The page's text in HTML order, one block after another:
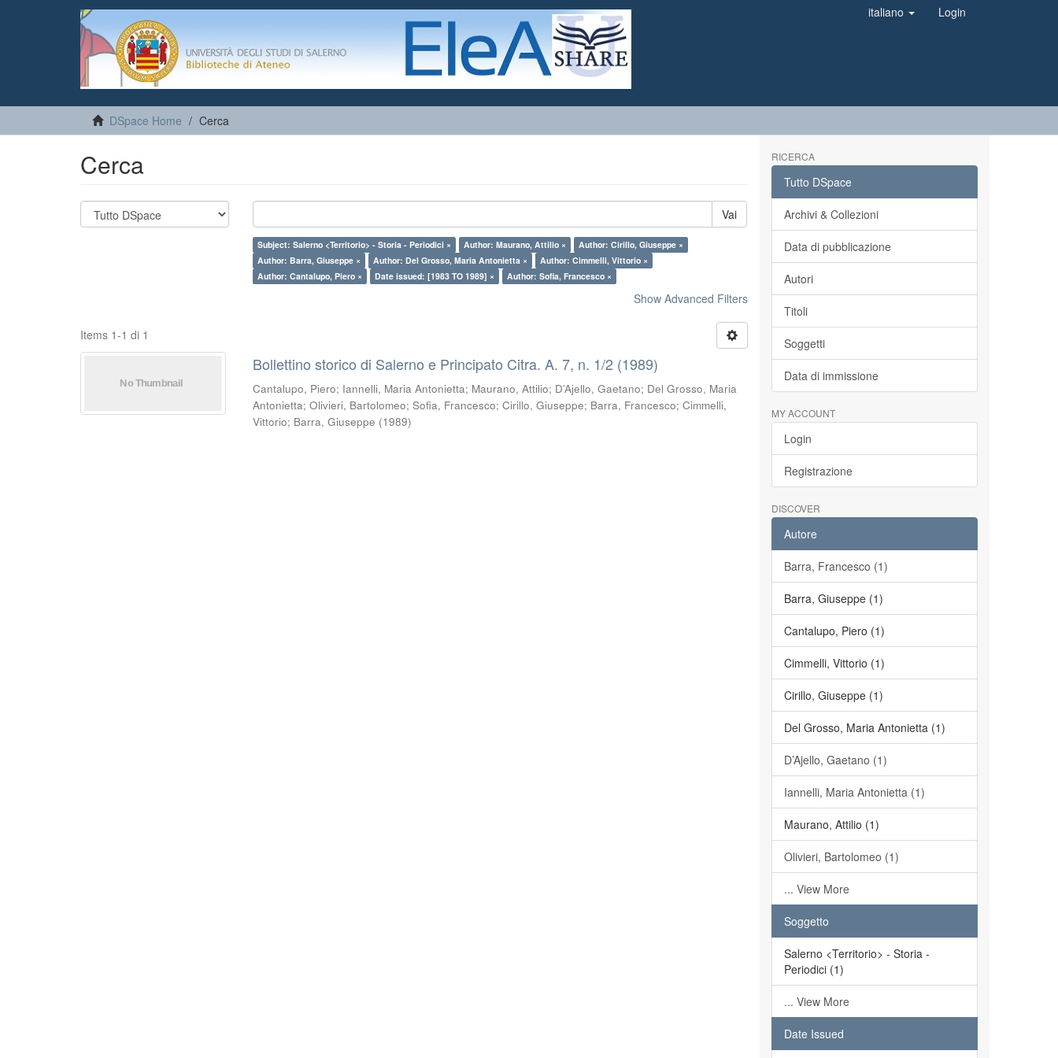
italiano Login
DSpace Home Cerca
Cerca
Vai
Subject: Salerno <Territorio> - Storia - Periodici × Author: Maurano, Attilio ×
Author: Cirillo, Giuseppe ×
Author: Barra, Giuseppe ×
Author: Del Grosso, Maria Antonietta ×
Author: Cimmelli, Vittorio ×
Author: Cantalupo, Piero ×
Date issued: [1983 TO 1989] × Author: Sofia, Francesco ×
Show Advanced Filters
Items 1-1 di 1
Bollettino storico di Salerno e Principato Citra. A. 7, n. 1/2 (1989)
Cantalupo, Piero; Iannelli, Maria Antonietta; Maurano, Attilio; D’Ajello, Gaetano; Del Grosso, Maria
Antonietta;Olivieri, Bartolomeo;Sofia, Francesco;Cirillo, Giuseppe; Barra, Francesco;Cimmelli,
Vittorio; Barra, Giuseppe (1989)
RICERCA
Tutto DSpace
Archivi & Collezioni
Data di pubblicazione
Autori
Titoli
Soggetti
Data di immissione
MY ACCOUNT
Login
Registrazione
DISCOVER
Autore
Barra, Francesco (1)
Barra, Giuseppe (1)
Cantalupo, Piero (1)
Cimmelli, Vittorio (1)
Cirillo, Giuseppe (1)
Del Grosso, Maria Antonietta (1)
D’Ajello, Gaetano (1)
Iannelli, Maria Antonietta (1)
Maurano, Attilio (1)
Olivieri, Bartolomeo (1)
... View More
Soggetto
Salerno <Territorio> - Storia -
Periodici (1)
... View More
Date Issued